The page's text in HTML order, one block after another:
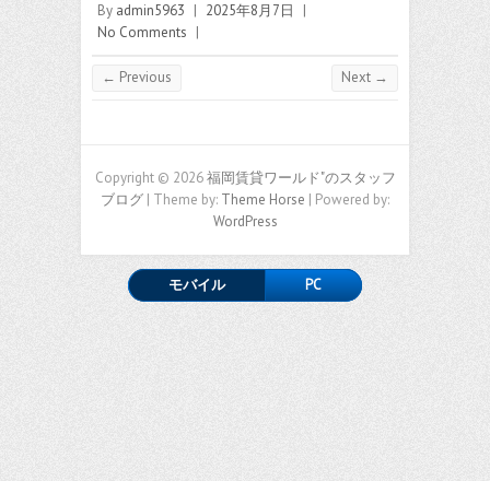
By admin5963 | 2025年8月7日
|
No Comments |
← Previous Next →
Copyright © 2026福岡賃貸ワールド"のスタッフ
ブログ | Theme by: Theme Horse | Powered by:
WordPress
モバイル PC